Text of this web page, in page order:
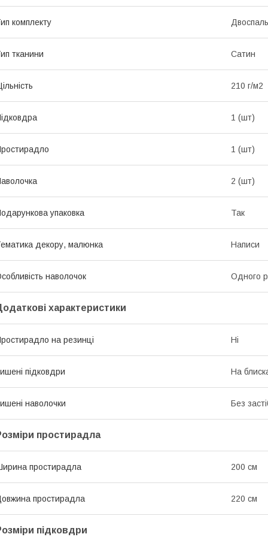
комплекту
тканини Сатин
210 г/м2
1 (шт)
1 (шт)
2 (шт)
упаковка Так
декору, малюнка Написи
наволочок Одного
характеристики
на резинці Ні
підковдри На
наволочки Без
простирадла
простирадла 200 см
простирадла 220 см
підковдри